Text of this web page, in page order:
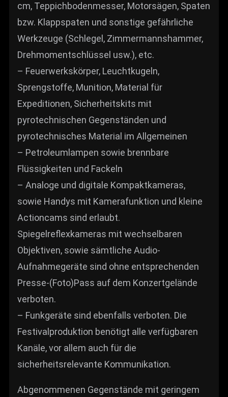
cm, Teppichbodenmesser, Motorsägen, Spaten
bzw. Klappspaten und sonstige gefährliche
Werkzeuge (Schlegel, Zimmermannshammer,
Drehmomentschlüssel usw.), etc.
– Feuerwerkskörper, Leuchtkugeln,
Sprengstoffe, Munition, Material für
Expeditionen, Sicherheitskits mit
pyrotechnischen Gegenständen und
pyrotechnisches Material im Allgemeinen
– Petroleumlampen sowie brennbare
Flüssigkeiten und Fackeln
– Analoge und digitale Kompaktkameras,
sowie Handys mit Kamerafunktion und kleine
Actioncams sind erlaubt.
Spiegelreflexkameras mit wechselbaren
Objektiven, sowie sämtliche Audio-
Aufnahmegeräte sind ohne entsprechenden
Presse-(Foto)Pass auf dem Konzertgelände
verboten.
– Funkgeräte sind ebenfalls verboten. Die
Festivalproduktion benötigt alle verfügbaren
Kanäle, vor allem auch für die
sicherheitsrelevante Kommunikation.
Abgenommenen Gegenstände mit geringem